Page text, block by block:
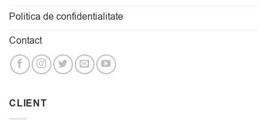
Politica de confidentialitate
Contact
CLIENT